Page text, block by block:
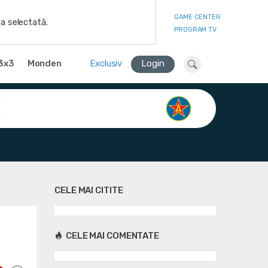
selectată.
GAME CENTER
PROGRAM TV
Monden Exclusiv Login
CELE MAI CITITE
CELE MAI COMENTATE